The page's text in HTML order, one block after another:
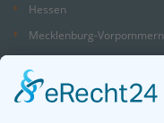
Hessen
Mecklenburg-Vorpommern
Niedersachsen
Nordrhein-Westfalen